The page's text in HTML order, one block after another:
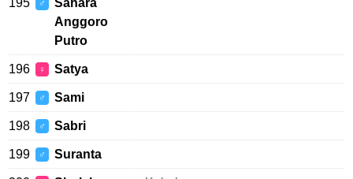
195 ♂
Sahara
Anggoro
Putro
196 ♀ Satya
197 ♂ Sami
198 ♂ Sabri
199 ♂ Suranta